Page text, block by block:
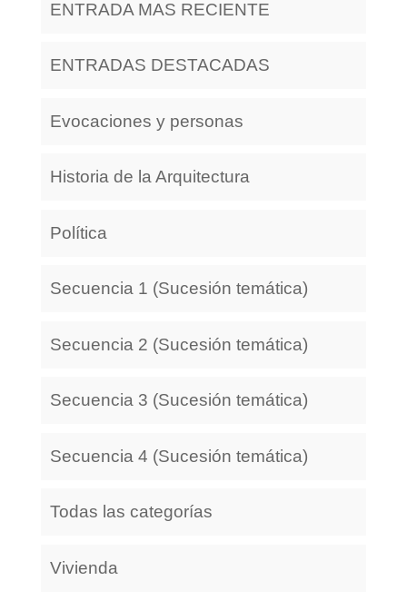
ENTRADA MAS RECIENTE
ENTRADAS DESTACADAS
Evocaciones y personas
Historia de la Arquitectura
Política
Secuencia 1 (Sucesión temática)
Secuencia 2 (Sucesión temática)
Secuencia 3 (Sucesión temática)
Secuencia 4 (Sucesión temática)
Todas las categorías
Vivienda